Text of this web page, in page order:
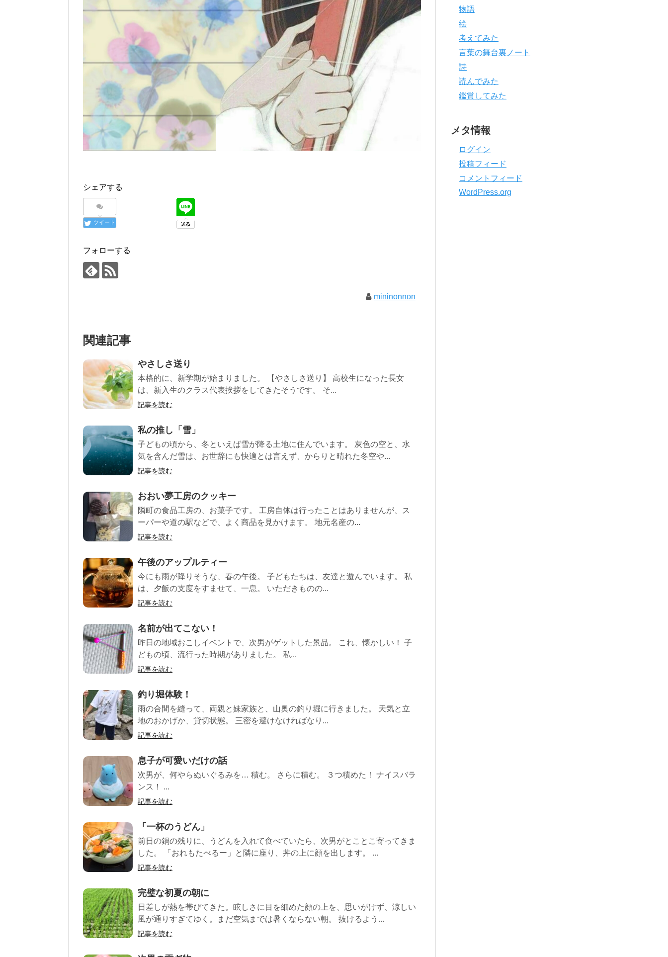
シェアする
ツイート
フォローする
mininonnon
関連記事
やさしさ送り
本格的に、新学期が始まりました。 【やさしさ送り】 高校生になった長女
は、新入生のクラス代表挨拶をしてきたそうです。 そ...
記事を読む
私の推し「雪」
子どもの頃から、冬といえば雪が降る土地に住んでいます。 灰色の空と、水
気を含んだ雪は、お世辞にも快適とは言えず、からりと晴れた冬空や...
記事を読む
おおい夢工房のクッキー
隣町の食品工房の、お菓子です。 工房自体は行ったことはありませんが、ス
ーパーや道の駅などで、よく商品を見かけます。 地元名産の...
記事を読む
午後のアップルティー
今にも雨が降りそうな、春の午後。 子どもたちは、友達と遊んでいます。 私
は、夕飯の支度をすませて、一息。 いただきものの...
記事を読む
名前が出てこない！
昨日の地域おこしイベントで、次男がゲットした景品。 これ、懐かしい！ 子
どもの頃、流行った時期がありました。 私...
記事を読む
釣り堀体験！
雨の合間を縫って、両親と妹家族と、山奥の釣り堀に行きました。 天気と立
地のおかげか、貸切状態。 三密を避けなければなり...
記事を読む
息子が可愛いだけの話
次男が、何やらぬいぐるみを… 積む。 さらに積む。 ３つ積めた！ ナイスバラ
ンス！ ...
記事を読む
「一杯のうどん」
前日の鍋の残りに、うどんを入れて食べていたら、次男がとことこ寄ってきま
した。 「おれもたべるー」と隣に座り、丼の上に顔を出します。 ...
記事を読む
完璧な初夏の朝に
日差しが熱を帯びてきた。眩しさに目を細めた顔の上を、思いがけず、涼しい
風が通りすぎてゆく。まだ空気までは暑くならない朝。 抜けるよう...
記事を読む
物語
絵
考えてみた
言葉の舞台裏ノート
詩
読んでみた
鑑賞してみた
メタ情報
ログイン
投稿フィード
コメントフィード
WordPress.org